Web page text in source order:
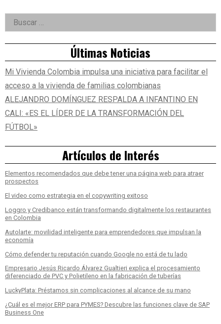
Right
Asides
Buscar:
Últimas Noticias
Mi Vivienda Colombia impulsa una iniciativa para facilitar el
acceso a la vivienda de familias colombianas
ALEJANDRO DOMÍNGUEZ RESPALDA A INFANTINO EN
CALI: «ES EL LÍDER DE LA TRANSFORMACIÓN DEL
FÚTBOL»
Artículos de Interés
Elementos recomendados que debe tener una página web para atraer
prospectos
El video como estrategia en el copywriting exitoso
Loggro y Credibanco están transformando digitalmente los restaurantes
en Colombia
Autolarte: movilidad inteligente para emprendedores que impulsan la
economía
Cómo defender tu reputación cuando Google no está de tu lado
Empresario Jesús Ricardo Álvarez Gualtieri explica el procesamiento
diferenciado de PVC y Polietileno en la fabricación de tuberías
LuckyPlata: Préstamos sin complicaciones al alcance de su mano
¿Cuál es el mejor ERP para PYMES? Descubre las funciones clave de SAP
Business One